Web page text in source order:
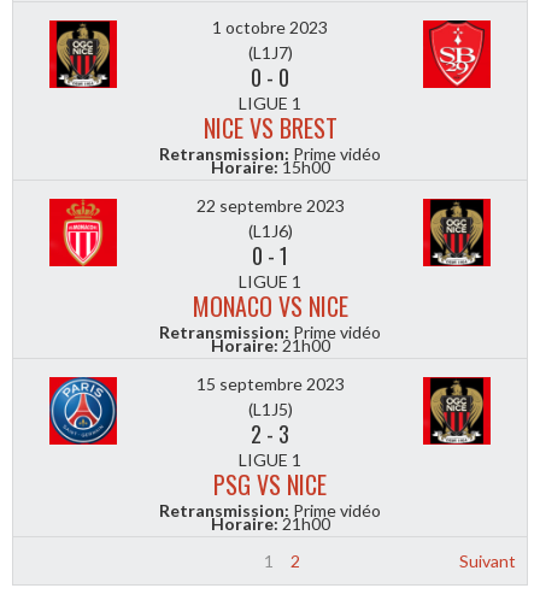
1 octobre 2023
(L1J7)
0 - 0
LIGUE 1
NICE VS BREST
Retransmission: Prime vidéo
Horaire:15h00
22 septembre 2023
(L1J6)
0 -1
LIGUE 1
MONACO VS NICE
Retransmission: Prime vidéo
Horaire:21h00
15 septembre 2023
(L1J5)
2 - 3
LIGUE 1
PSG VS NICE
Retransmission: Prime vidéo
Horaire:21h00
1
2 Suivant